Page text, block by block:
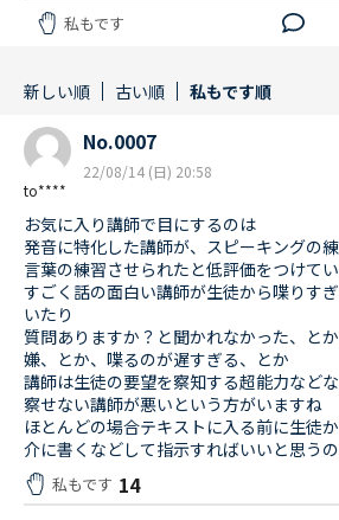
私もです
新しい順 古い順 私もです順
to****
No.0007
22/08/14 (日) 20:58
お気に入り講師で目にするのは
発音に特化した講師が、スピーキングの
言葉の練習させられたと低評価をつけて
すごく話の面白い講師が生徒から喋りす
いたり
質問ありますか？と聞かれなかった、と
嫌、とか、喋るのが遅すぎる、とか
講師は生徒の要望を察知する超能力など
察せない講師が悪いという方がいますね
ほとんどの場合テキストに入る前に生徒
介に書くなどして指示すればいいと思うの
私もです 14